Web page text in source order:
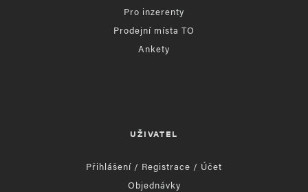
Pro inzerenty
Prodejní místa TO
Ankety
UŽIVATEL
Přihlášení / Registrace / Účet
Objednávky